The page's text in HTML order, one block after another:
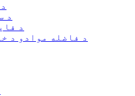
د
د
د فاضله موادو د